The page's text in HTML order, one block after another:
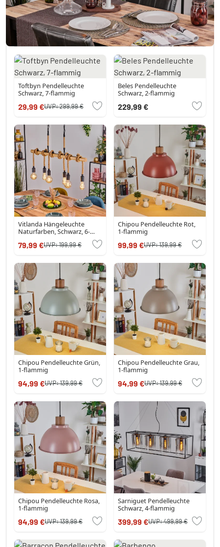
Derzeit nicht auf Lager
Sie mögen vielleicht auch?
Toftbyn Pendelleuchte
Schwarz, 7-flammig
29,99 €UVP:299,99 €
Beles Pendelleuchte
Schwarz, 2-flammig
229,99 €
Vitlanda Hängeleuchte
Naturfarben, Schwarz, 6-
79,99 €UVP:199,99 €
Chipou Pendelleuchte Rot,
1-flammig
99,99 €UVP:139,99 €
Chipou Pendelleuchte Grün,
1-flammig
94,99 €UVP:139,99 €
Chipou Pendelleuchte Grau,
1-flammig
94,99 €UVP:139,99 €
Chipou Pendelleuchte Rosa,
1-flammig
94,99 €UVP:139,99 €
Sarniguet Pendelleuchte
Schwarz, 4-flammig
399,99 €UVP:499,99 €